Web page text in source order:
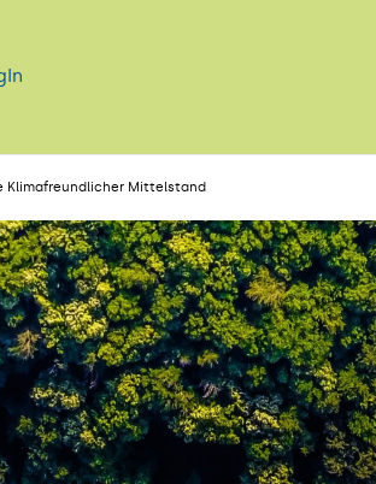
Klimafreundlicher Mittelstand